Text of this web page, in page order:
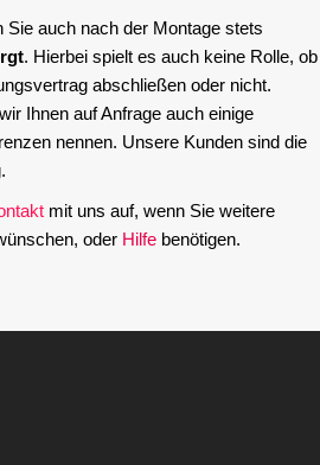
Sie auch nach der Montage stets
. Hierbei spielt es auch keine Rolle, ob
abschließen oder nicht.
Ihnen auf Anfrage auch einige
nennen. Unsere Kunden sind die
mit uns auf, wenn Sie weitere
oder Hilfe benötigen.